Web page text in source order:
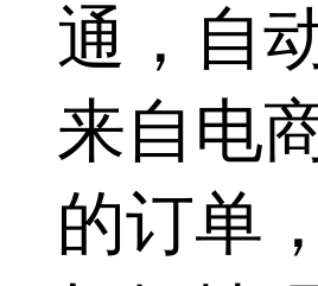
通，自
来自电
的订单